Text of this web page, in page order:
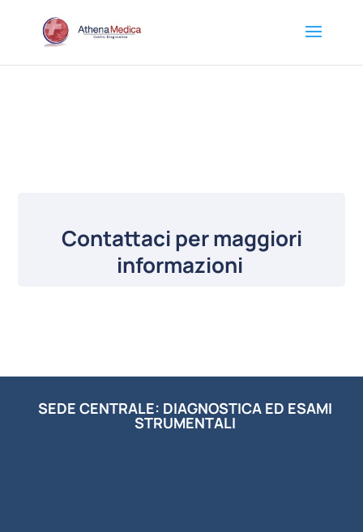
Contattaci per maggiori
informazioni
SEDE CENTRALE: DIAGNOSTICA ED ESAMI
STRUMENTALI